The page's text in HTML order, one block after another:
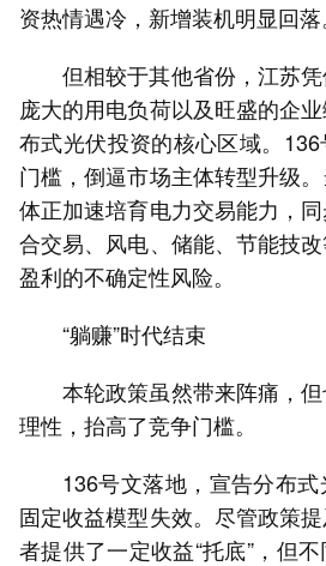
资热情遇冷，新增装机明显回落
但相较于其他省份，江苏凭
庞大的用电负荷以及旺盛的企
布式光伏投资的核心区域。
门槛，倒逼市场主体转型升级
体正加速培育电力交易能力，
合交易、风电、储能、节能技
盈利的不确定性风险。
“躺赚”时代结束
本轮政策虽然带来阵痛，
理性，抬高了竞争门槛。
136号文落地，宣告分布
固定收益模型失效。尽管政策
者提供了一定收益“托底”，但不